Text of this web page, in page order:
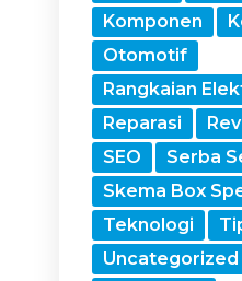
Komponen
Otomotif
Rangkaian
Reparasi
SEO
Serba
Skema Box
Teknologi
Uncategorized